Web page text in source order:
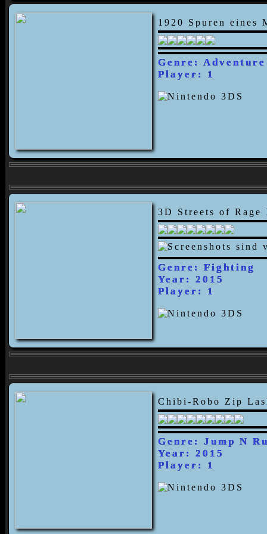
1920 Spuren eines
Genre: Adventure
Player: 1
3D Streets of Rage
Genre: Fighting
Year: 2015
Player: 1
Chibi-Robo Zip
Genre: Jump N
Year: 2015
Player: 1